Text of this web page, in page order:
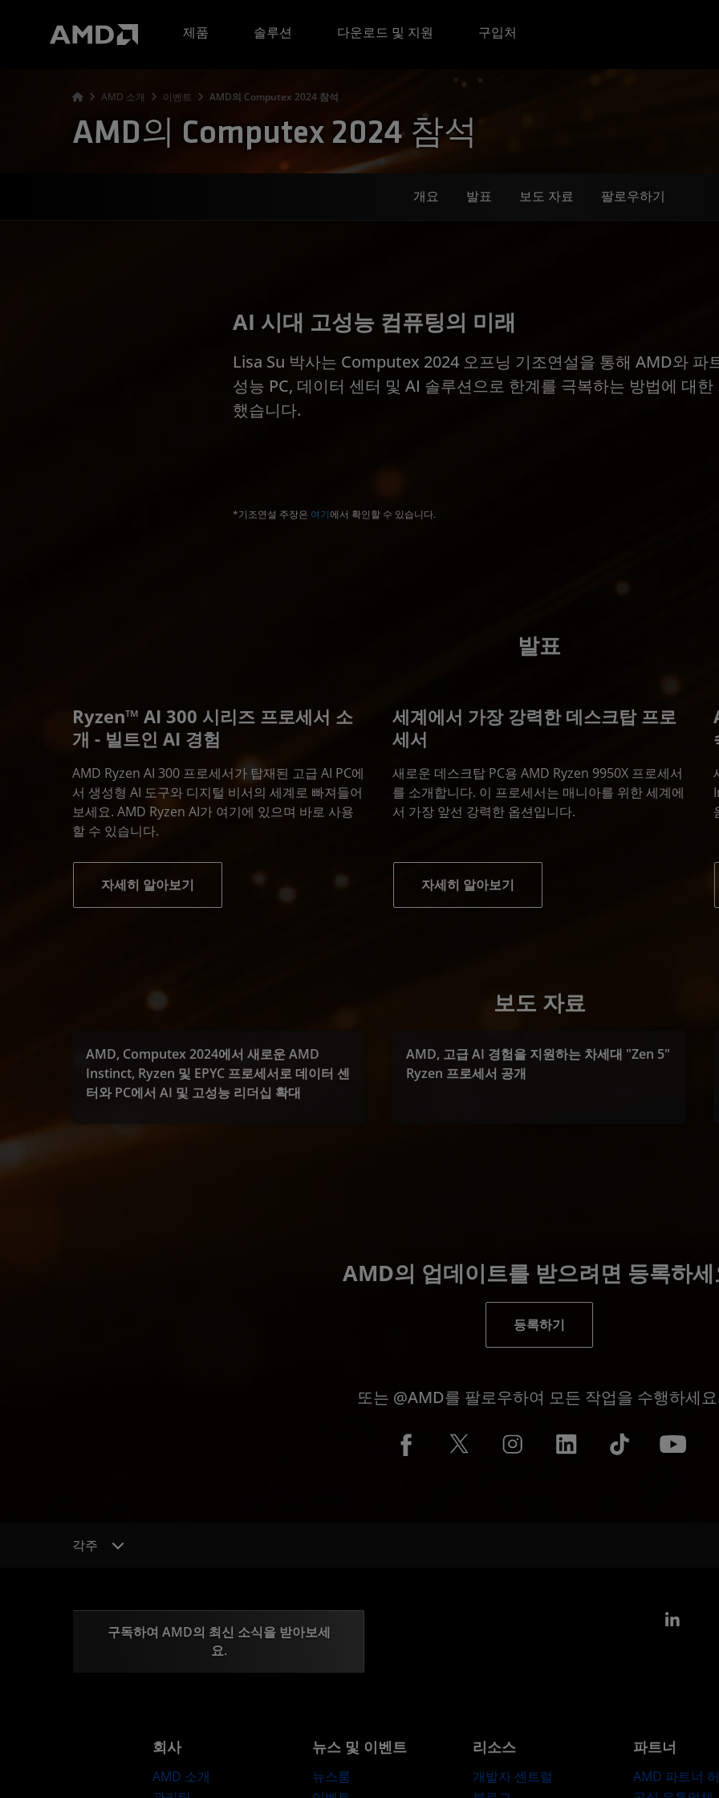
제품
솔루션 다운로드 및 지원 구입처
AMD 소개 이벤트 AMD의 Computex 2024 참석
AMD의 Computex 2024 참석
개요 발표 보도 자료 팔로우하기
AI 시대 고성능 컴퓨팅의 미래
Lisa Su 박사는 Computex 2024 오프닝 기조연설을 통해 AMD와 파
성능 PC, 데이터 센터 및 AI 솔루션으로 한계를 극복하는 방법에 대
했습니다.
*기조연설 주장은 여기에서 확인할 수 있습니다.
발표
Ryzen™ AI 300 시리즈 프로세서 소
개 - 빌트인 AI 경험
AMD Ryzen AI 300 프로세서가 탑재된 고급 AI PC에
서 생성형 AI 도구와 디지털 비서의 세계로 빠져들어
보세요. AMD Ryzen AI가 여기에 있으며 바로 사용
할 수 있습니다.
자세히 알아보기
세계에서 가장 강력한 데스크탑 프로
세서
새로운 데스크탑 PC용 AMD Ryzen 9950X 프로세서
를 소개합니다. 이 프로세서는 매니아를 위한 세계에
서 가장 앞선 강력한 옵션입니다.
자세히 알아보기
보도 자료
AMD, Computex 2024에서 새로운 AMD
Instinct, Ryzen 및 EPYC 프로세서로 데이터 센
터와 PC에서 AI 및 고성능 리더십 확대
AMD, 고급 AI 경험을 지원하는 차세대 "Zen 5"
Ryzen 프로세서 공개
AMD의 업데이트를 받으려면 등록하
등록하기
또는 @AMD를 팔로우하여 모든 작업을 수행하세
각주
구독하여 AMD의 최신 소식을 받아보세
요.
회사
AMD 소개
뉴스 및 이벤트
뉴스룸
리소스
개발자 센트럴
파트너
AMD 파트너